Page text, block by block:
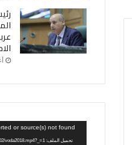
مشغل
الفيديو
or source(s) not found
تحميل الملف: https://7areer.com/wp-content/uploads/2019/02/voda2018.mp4?_=1